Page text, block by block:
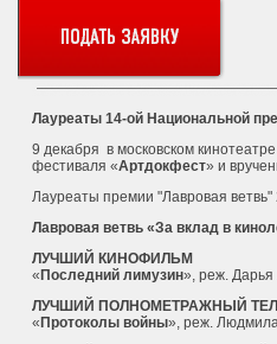
Лауреаты 14-ой Национальной
9 декабря в московском
фестиваля «Артдокфест» и
Лауреаты премии "Лавровая ветвь"
Лавровая ветвь «За вклад в
ЛУЧШИЙ КИНОФИЛЬМ
« Последний лимузин», реж.
ЛУЧШИЙ ПОЛНОМЕТРАЖНЫЙ
« Протоколы войны», реж.